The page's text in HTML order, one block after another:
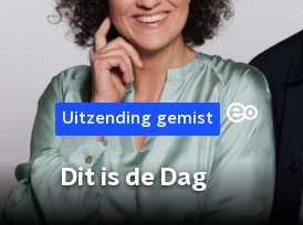
Uitzending gemist
Dit is de Dag